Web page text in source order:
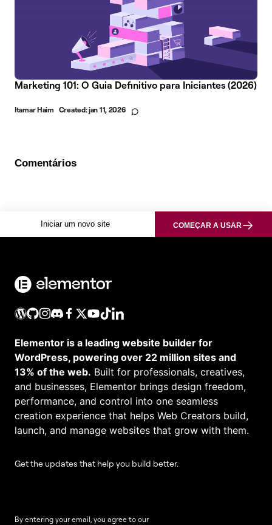
Marketing 101: O Guia Definitivo para Iniciantes (2026)
Itamar Haim Created:jan 11, 2026
Comentários
Iniciar um novo site COMEÇAR A USAR
Elementor is a leading website builder for
WordPress, powering over 22 million sites and
13% of the web. Built for professionals, creatives,
and businesses, Elementor brings design freedom,
performance, and control into one seamless
creation experience that helps Web Creators build,
launch, and manage websites that grow with them.
Get the updates that help you build better.
By entering your email, you agree to our